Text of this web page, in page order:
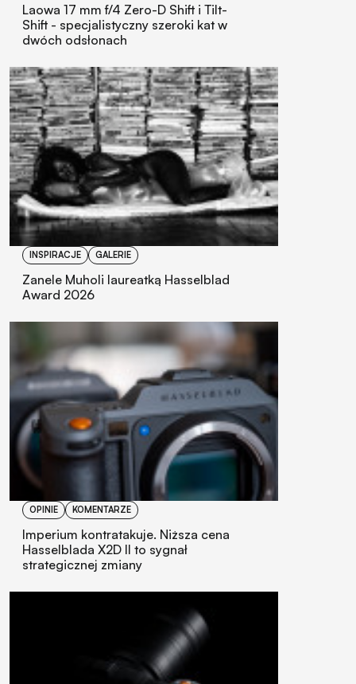
Laowa 17 mm f/4 Zero-D Shift i Tilt-
Shift - specjalistyczny szeroki kat w
dwóch odsłonach
INSPIRACJE GALERIE
Zanele Muholi laureatką Hasselblad
Award 2026
OPINIE KOMENTARZE
Imperium kontratakuje. Niższa cena
Hasselblada X2D II to sygnał
strategicznej zmiany